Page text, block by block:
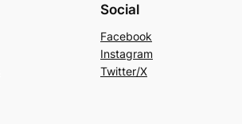
Social
Facebook
Instagram
Twitter/X